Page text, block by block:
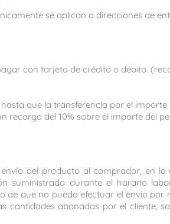
se aplican a direcciones de
con tarjeta de crédito o débito.
que la transferencia por el
recargo del 10% sobre el importe del
del producto al comprador, en
durante el horario
de que no pueda efectuar el envío
cantidades abonadas por el